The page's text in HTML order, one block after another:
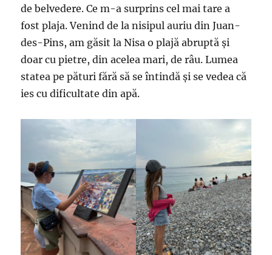
de belvedere. Ce m-a surprins cel mai tare a
fost plaja. Venind de la nisipul auriu din Juan-
des-Pins, am găsit la Nisa o plajă abruptă și
doar cu pietre, din acelea mari, de râu. Lumea
statea pe pături fără să se întindă și se vedea că
ies cu dificultate din apă.